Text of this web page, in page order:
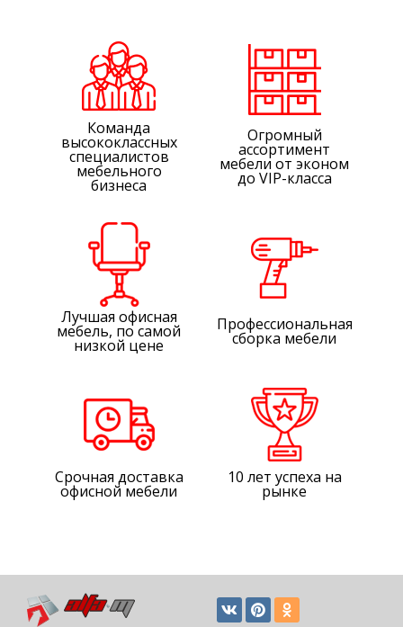
Команда
высококлассных
специалистов
мебельного
бизнеса
Огромный
ассортимент
мебели от эконом
до VIP-класса
Лучшая офисная
мебель, по самой
низкой цене
Профессиональная
сборка мебели
Срочная доставка
офисной мебели
10 лет успеха на
рынке